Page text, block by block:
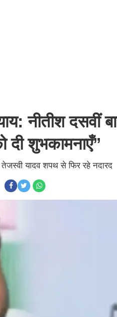
नीतीश दसवीं
दी शुभकामनाएँ”
यादव शपथ से फिर रहे नदारद